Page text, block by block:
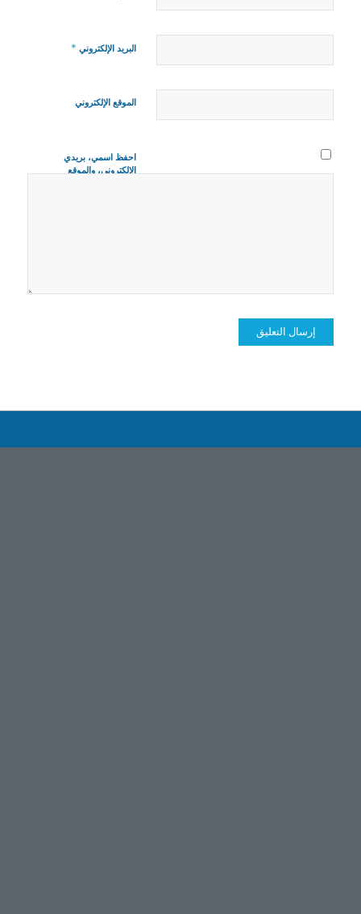
البريد الإلكتروني *
الموقع الإلكتروني
احفظ اسمي، بريدي
الإلكتروني، والموقع